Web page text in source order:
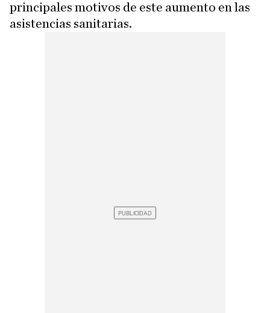
principales motivos de este aumento en las
asistencias sanitarias.